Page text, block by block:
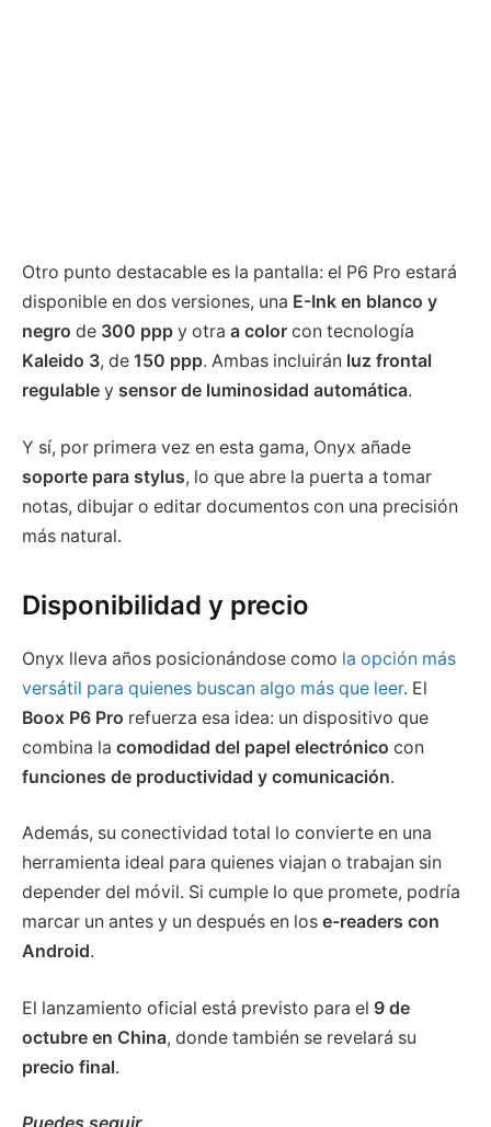
Otro punto destacable es la pantalla: el P6 Pro estará
disponible en dos versiones, una E-Ink en blanco y
negro de 300 ppp y otra a color con tecnología
Kaleido 3, de 150 ppp. Ambas incluirán luz frontal
regulable y sensor de luminosidad automática.
Y sí, por primera vez en esta gama, Onyx añade
soporte para stylus, lo que abre la puerta a tomar
notas, dibujar o editar documentos con una precisión
más natural.
Disponibilidad y precio
Onyx lleva años posicionándose como la opción más
versátil para quienes buscan algo más que leer. El
Boox P6 Pro refuerza esa idea: un dispositivo que
combina la comodidad del papel electrónico con
funciones de productividad y comunicación.
Además, su conectividad total lo convierte en una
herramienta ideal para quienes viajan o trabajan sin
depender del móvil. Si cumple lo que promete, podría
marcar un antes y un después en los e-readers con
Android.
El lanzamiento oficial está previsto para el 9 de
octubre en China, donde también se revelará su
precio final.